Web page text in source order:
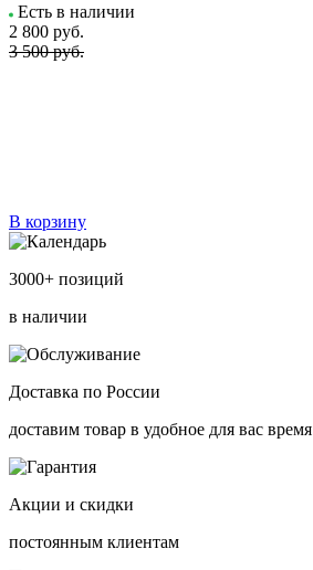
Есть в наличии
2 800 руб.
3 500 руб.
В корзину
3000+ позиций
в наличии
Доставка по России
доставим товар в удобное для вас время
Акции и скидки
постоянным клиентам